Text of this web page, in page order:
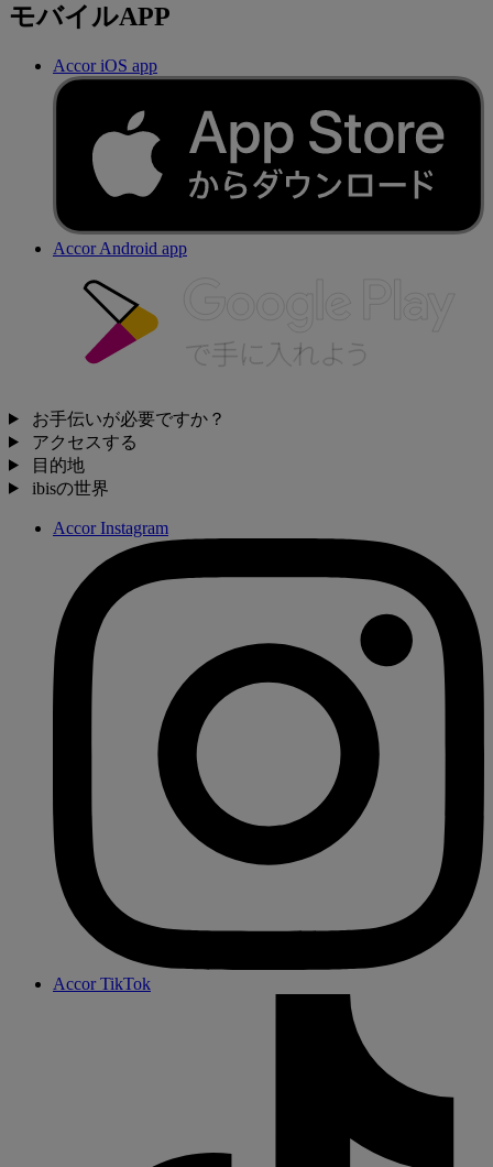
モバイルAPP
Accor iOS app
Accor Android app
お手伝いが必要ですか？
アクセスする
目的地
ibisの世界
Accor Instagram
Accor TikTok